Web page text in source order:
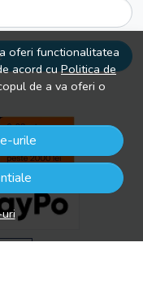
oferi functionalitatea
acord cuPolitica de
de a va oferi o
urile